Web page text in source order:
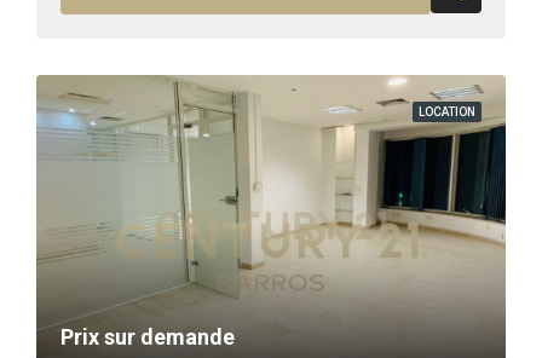
LOCATION
Prix sur demande